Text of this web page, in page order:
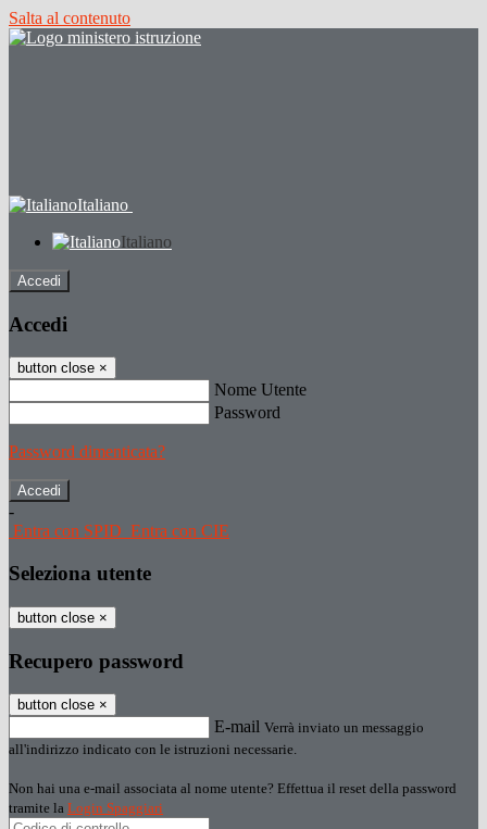
Salta al contenuto
Italiano
Italiano
Accedi
Accedi
button close ×
Nome Utente
Password
Password dimenticata?
-
Entra con SPID Entra con CIE
Seleziona utente
button close ×
Recupero password
button close ×
E-mail Verrà inviato un messaggio
all'indirizzo indicato con le istruzioni necessarie.
Non hai una e-mail associata al nome utente? Effettua il reset della password
tramite la Login Spaggiari